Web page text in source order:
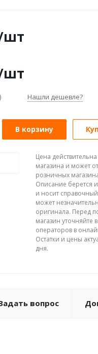
Нашли дешевле?
В корзину
Цена
магазина и может
розничных
Описание берется
и носит
может
оригинала. Перед
магазин уточняйте
операторов в
Остатки и цены
дня.
вопрос